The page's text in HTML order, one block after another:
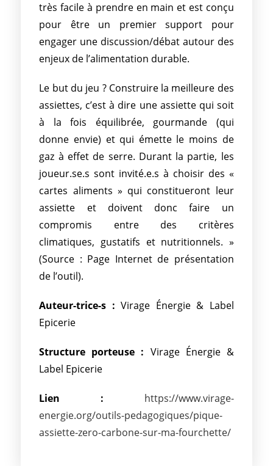
très facile à prendre en main et est conçu
pour être un premier support pour
engager une discussion/débat autour des
enjeux de l’alimentation durable.
Le but du jeu ? Construire la meilleure des
assiettes, c’est à dire une assiette qui soit
à la fois équilibrée, gourmande (qui
donne envie) et qui émette le moins de
gaz à effet de serre. Durant la partie, les
joueur.se.s sont invité.e.s à choisir des «
cartes aliments » qui constitueront leur
assiette et doivent donc faire un
compromis entre des critères
climatiques, gustatifs et nutritionnels. »
(Source : Page Internet de présentation
de l’outil).
Auteur-trice-s : Virage Énergie & Label
Epicerie
Structure porteuse : Virage Énergie &
Label Epicerie
Lien :
https://www.virage-
energie.org/outils-pedagogiques/pique-
assiette-zero-carbone-sur-ma-fourchette/